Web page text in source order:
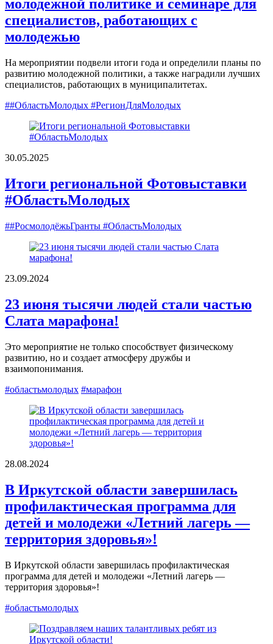
молодежной политике и семинаре для
специалистов, работающих с
молодежью
На мероприятии подвели итоги года и определили планы по
развитию молодежной политики, а также наградили лучших
специалистов, работающих в муниципалитетах.
##ОбластьМолодых #РегионДляМолодых
30.05.2025
Итоги региональной Фотовыставки
#ОбластьМолодых
##РосмолодёжьГранты #ОбластьМолодых
23.09.2024
23 июня тысячи людей стали частью
Слата марафона!
Это мероприятие не только способствует физическому
развитию, но и создает атмосферу дружбы и
взаимопонимания.
#областьмолодых #марафон
28.08.2024
В Иркутской области завершилась
профилактическая программа для
детей и молодежи «Летний лагерь —
территория здоровья»!
В Иркутской области завершилась профилактическая
программа для детей и молодежи «Летний лагерь —
территория здоровья»!
#областьмолодых